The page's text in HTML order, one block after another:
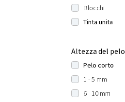
Blocchi
Tinta unita
Altezza del pelo
Pelo corto
1 - 5 mm
6 - 10 mm